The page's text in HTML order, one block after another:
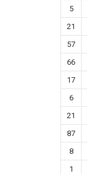
5
21
57
66
17
6
21
87
8
1